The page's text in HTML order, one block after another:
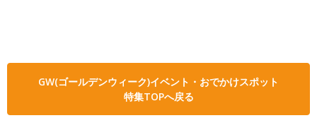
GW(ゴールデンウィーク)イベント・おでかけスポット
特集TOPへ戻る